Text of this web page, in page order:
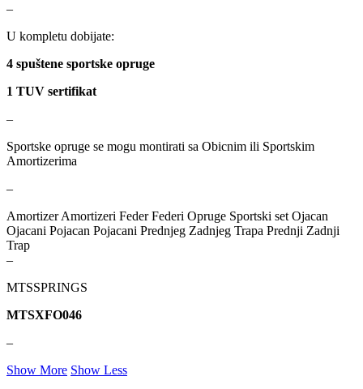
SACSH
SPEEDMAX SPIDAN
Stardax
–
U kompletu dobijate:
4 spuštene sportske opruge
1 TUV sertifikat
–
Sportske opruge se mogu montirati sa Obicnim ili Sportskim
Amortizerima
–
Amortizer Amortizeri Feder Federi Opruge Sportski set Ojacan
Ojacani Pojacan Pojacani Prednjeg Zadnjeg Trapa Prednji Zadnji
Trap
–
MTSSPRINGS
MTSXFO046
–
Show More Show Less